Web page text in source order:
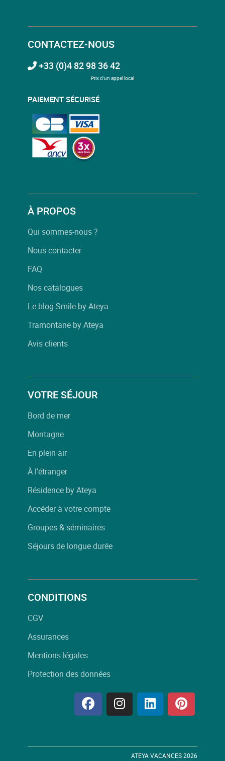
CONTACTEZ-NOUS
+33 (0)4 82 98 36 42
Prix d'un appel local
PAIEMENT SÉCURISÉ
À PROPOS
Qui sommes-nous ?
Nous contacter
FAQ
Nos catalogues
Le blog Smile by Ateya
Tramontane by Ateya
Avis clients
VOTRE SÉJOUR
Bord de mer
Montagne
En plein air
À l'étranger
Résidence by Ateya
Accéder à votre compte
Groupes & séminaires
Séjours de longue durée
CONDITIONS
CGV
Assurances
Mentions légales
Protection des données
ATEYA VACANCES 2026